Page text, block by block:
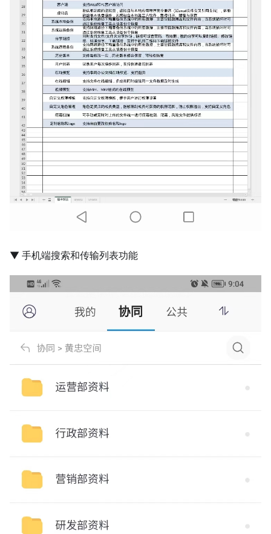
▼ 手机端搜索和传输列表功能